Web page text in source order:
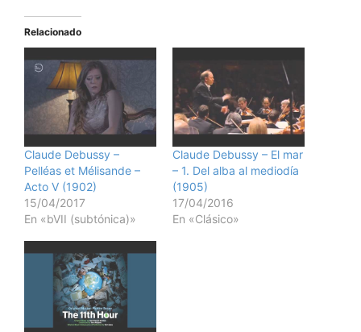
Relacionado
Claude Debussy –
Pelléas et Mélisande –
Acto V (1902)
15/04/2017
En «bVII (subtónica)»
Claude Debussy – El mar
– 1. Del alba al mediodía
(1905)
17/04/2016
En «Clásico»